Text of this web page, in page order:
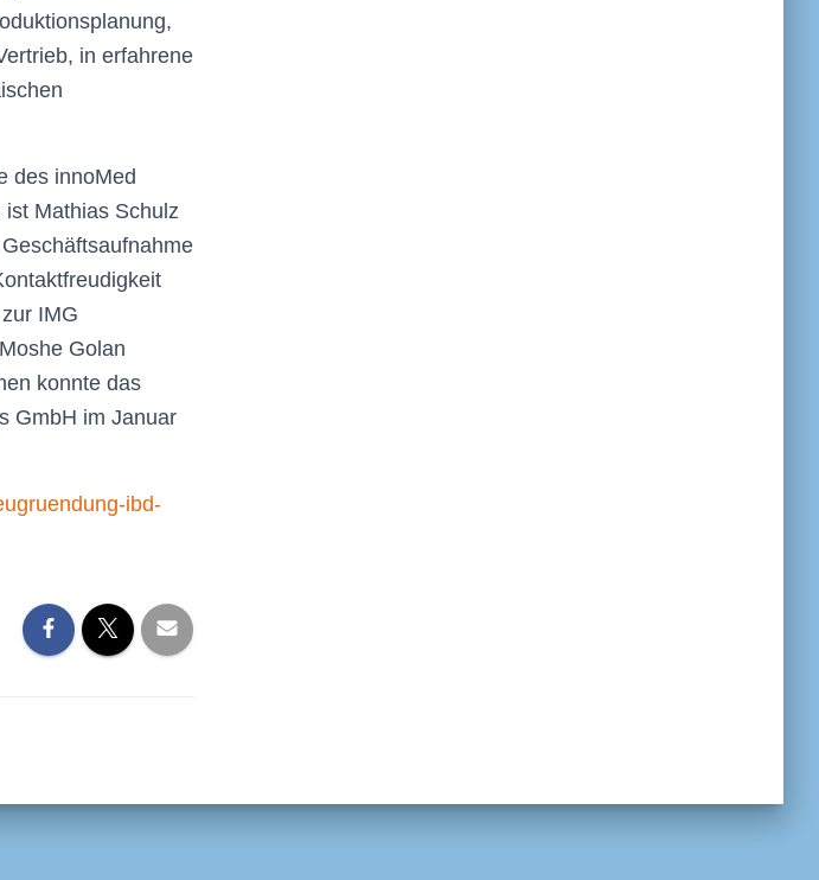
in erfahrene
des innoMed
Mathias Schulz
IMG
Golan
konnte das
GmbH im Januar
ibd-